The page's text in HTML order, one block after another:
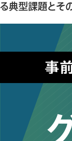
ム
る典型課題とそ